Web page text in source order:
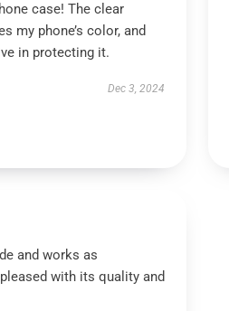
case! The clear
my phone’s color, and
in protecting it.
Dec 3, 2024
and works as
with its quality and